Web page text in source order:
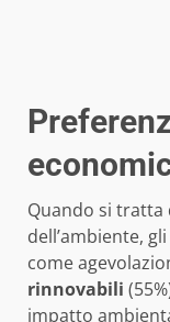
Quando si tratta
dell’ambiente,
come
rinnovabili
impatto